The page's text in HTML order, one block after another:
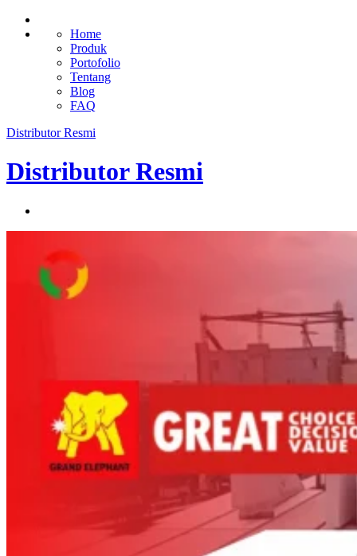
Home
Produk
Portofolio
Tentang
Blog
FAQ
Distributor Resmi
Distributor Resmi